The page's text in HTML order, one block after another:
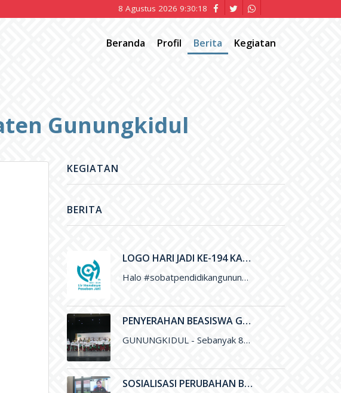
8 Agustus 2026 9:30:19
Beranda Profil Berita Kegiatan
Gunungkidul
KEGIATAN
BERITA
LOGO HARI JADI KE-194 KABUPATEN GUNUNGKIDUL
Halo #sobatpendidikangunungkidul ini adalah Logo Hari Jadi ke-194 Kabupaten Gunungkidul yang merupakan karya Saudara Blasius Yudhatama dengan mengusung tema
PENYERAHAN BEASISWA GUNUNGKIDUL CERDAS UNTUK PENINGKATAN KUALITAS PENDIDIKAN DI KABUPATEN GUNUNGKIDUL
GUNUNGKIDUL - Sebanyak 800 siswa Sekolah Dasar di Gunungkidul menerima Beasiswa Gunungkidul Cerdas dengan besaran per tahun sejumlah Rp. 500 ribu
SOSIALISASI PERUBAHAN BOS MENGGUNAKAN ARKAS TAHUN 2022 MELALUI ZOOM MEETING